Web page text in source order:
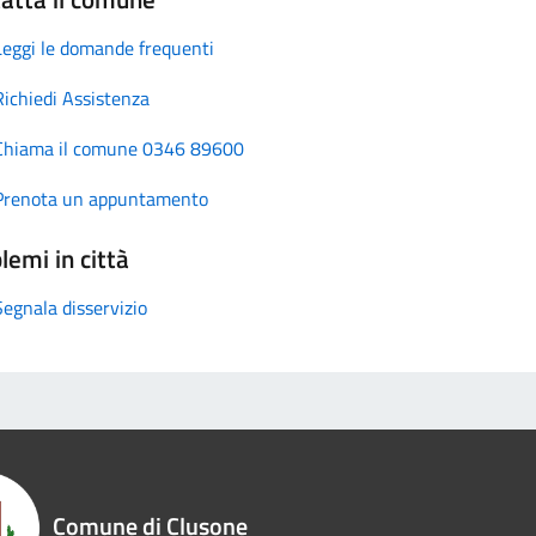
le domande frequenti
Assistenza
il comune 0346 89600
un appuntamento
in città
disservizio
Comune di Clusone